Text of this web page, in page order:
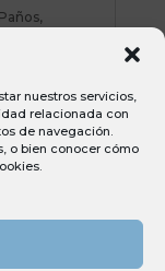
nuestros servicios,
relacionada con
de navegación.
o bien conocer cómo
.
e ideas